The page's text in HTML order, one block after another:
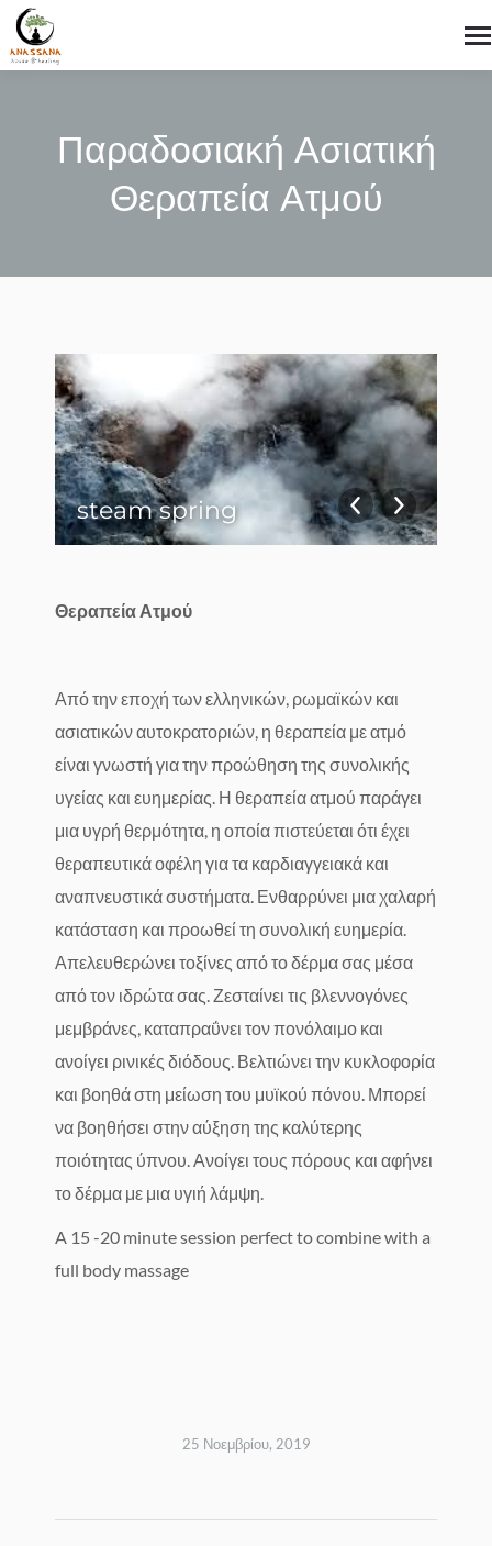
Παραδοσιακή Ασιατική
Θεραπεία Ατμού
steam spring
Θεραπεία Ατμού
Από την εποχή των ελληνικών, ρωμαϊκών και
ασιατικών αυτοκρατοριών, η θεραπεία με ατμό
είναι γνωστή για την προώθηση της συνολικής
υγείας και ευημερίας. Η θεραπεία ατμού παράγει
μια υγρή θερμότητα, η οποία πιστεύεται ότι έχει
θεραπευτικά οφέλη για τα καρδιαγγειακά και
αναπνευστικά συστήματα. Ενθαρρύνει μια χαλαρή
κατάσταση και προωθεί τη συνολική ευημερία.
Απελευθερώνει τοξίνες από το δέρμα σας μέσα
από τον ιδρώτα σας. Ζεσταίνει τις βλεννογόνες
μεμβράνες, καταπραΰνει τον πονόλαιμο και
ανοίγει ρινικές διόδους. Βελτιώνει την κυκλοφορία
και βοηθά στη μείωση του μυϊκού πόνου. Μπορεί
να βοηθήσει στην αύξηση της καλύτερης
ποιότητας ύπνου. Ανοίγει τους πόρους και αφήνει
το δέρμα με μια υγιή λάμψη.
A 15 -20 minute session perfect to combine with a
full body massage
25 Νοεμβρίου, 2019